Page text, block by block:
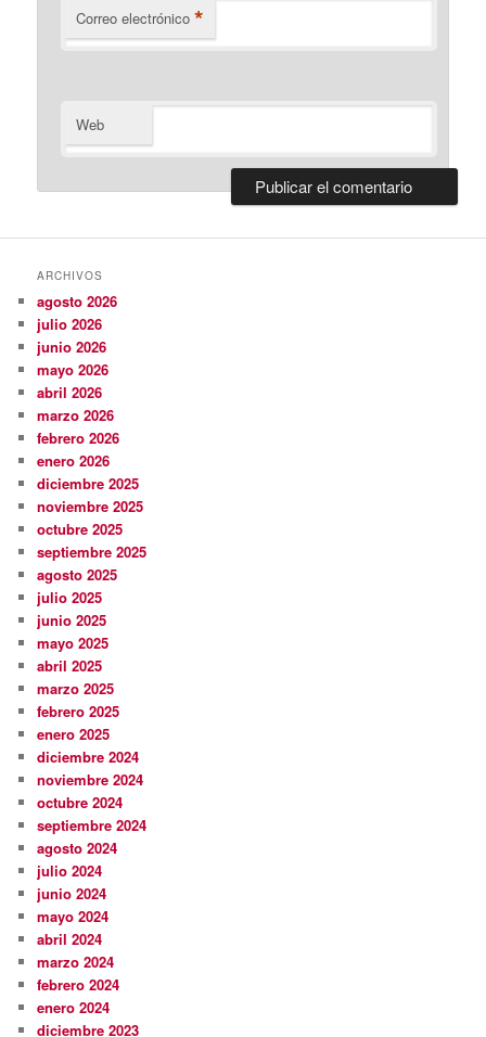
Correo electrónico *
Web
ARCHIVOS
agosto 2026
julio 2026
junio 2026
mayo 2026
abril 2026
marzo 2026
febrero 2026
enero 2026
diciembre 2025
noviembre 2025
octubre 2025
septiembre 2025
agosto 2025
julio 2025
junio 2025
mayo 2025
abril 2025
marzo 2025
febrero 2025
enero 2025
diciembre 2024
noviembre 2024
octubre 2024
septiembre 2024
agosto 2024
julio 2024
junio 2024
mayo 2024
abril 2024
marzo 2024
febrero 2024
enero 2024
diciembre 2023